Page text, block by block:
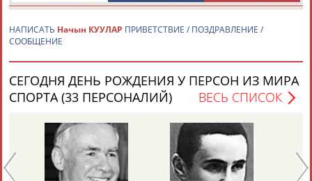
Каримжан
АБДУЛАЕВ
АБДУЛАЕВ
АБДУЛАЗИЗОВАБДУЛБЕКОВ
НАПИСАТЬ Начын КУУЛАР ПРИВЕТСТВИЕ / ПОЗДРАВЛЕНИЕ /
СООБЩЕНИЕ
СЕГОДНЯ ДЕНЬ РОЖДЕНИЯ У ПЕРСОН ИЗ МИРА
СПОРТА (33 ПЕРСОНАЛИЙ)
ВЕСЬ СПИСОК